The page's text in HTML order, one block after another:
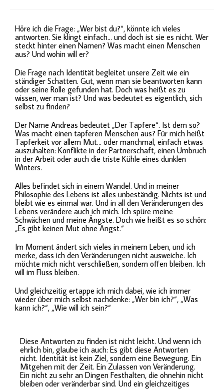
Höre ich die Frage: „Wer bist du?“, könnte ich vieles
antworten. Sie klingt einfach… und doch ist sie es nicht. Wer
steckt hinter einen Namen? Was macht einen Menschen
aus? Und wohin will er?
Die Frage nach Identität begleitet unsere Zeit wie ein
ständiger Schatten. Gut, wenn man sie beantworten kann
oder seine Rolle gefunden hat. Doch was heißt es zu
wissen, wer man ist? Und was bedeutet es eigentlich, sich
selbst zu finden?
Der Name Andreas bedeutet „Der Tapfere“. Ist dem so?
Was macht einen tapferen Menschen aus? Für mich heißt
Tapferkeit vor allem Mut… oder manchmal, einfach etwas
auszuhalten: Konflikte in der Partnerschaft, einen Umbruch
in der Arbeit oder auch die triste Kühle eines dunklen
Winters.
Alles befindet sich in einem Wandel. Und in meiner
Philosophie des Lebens ist alles unbeständig. Nichts ist und
bleibt wie es einmal war. Und in all den Veränderungen des
Lebens verändere auch ich mich. Ich spüre meine
Schwächen und meine Ängste. Doch wie heißt es so schön:
„Es gibt keinen Mut ohne Angst.“
Im Moment ändert sich vieles in meinem Leben, und ich
merke, dass ich den Veränderungen nicht ausweiche. Ich
möchte mich nicht verschließen, sondern offen bleiben. Ich
will im Fluss bleiben.
Und gleichzeitig ertappe ich mich dabei, wie ich immer
wieder über mich selbst nachdenke: „Wer bin ich?“, „Was
kann ich?“, „Wie will ich sein?“
Diese Antworten zu finden ist nicht leicht. Und wenn ich
ehrlich bin, glaube ich auch: Es gibt diese Antworten
nicht. Identität ist kein Ziel, sondern eine Bewegung. Ein
Mitgehen mit der Zeit. Ein Zulassen von Veränderung.
Ein nicht zu sehr an Dingen Festhalten, die ohnehin nicht
bleiben oder veränderbar sind. Und ein gleichzeitiges